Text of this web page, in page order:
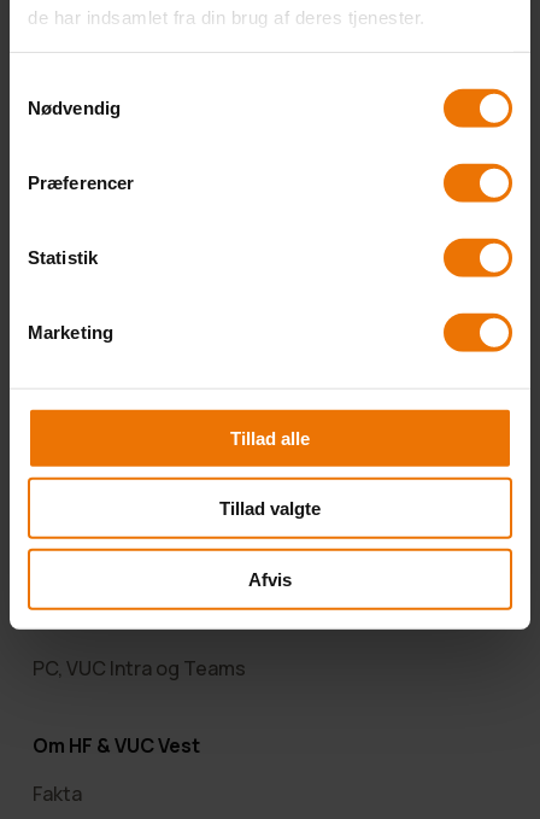
de har indsamlet fra din brug af deres tjenester.
Nødvendig
Præferencer
Statistik
Marketing
Tillad alle
Tillad valgte
Afvis
HF Net (Fjernundervisning)
FVU (Forberedende voksenundervisning)
Kursistråd
PC, VUC Intra og Teams
Om HF & VUC Vest
Fakta